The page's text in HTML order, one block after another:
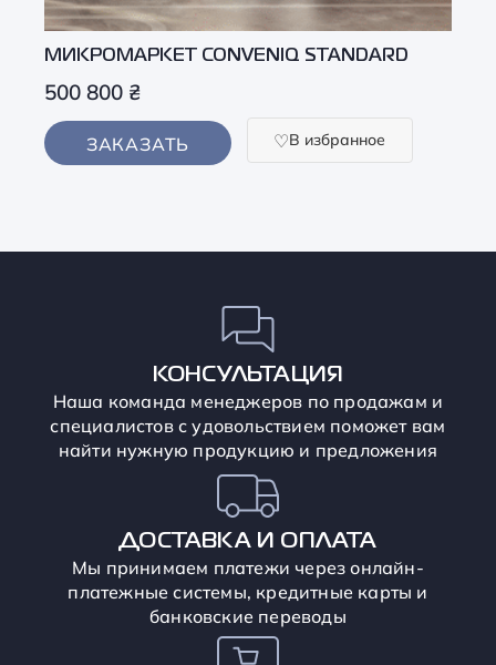
МИКРОМАРКЕТ CONVENIQ STANDARD
500 800 ₴
ЗАКАЗАТЬ В избранное
КОНСУЛЬТАЦИЯ
Наша команда менеджеров по продажам и
специалистов с удовольствием поможет вам
найти нужную продукцию и предложения
ДОСТАВКА И ОПЛАТА
Мы принимаем платежи через онлайн-
платежные системы, кредитные карты и
банковские переводы